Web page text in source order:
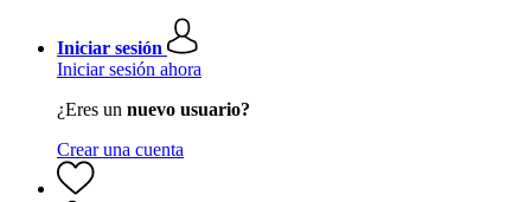
Iniciar sesión
Iniciar sesión ahora
¿Eres un nuevo usuario?
Crear una cuenta